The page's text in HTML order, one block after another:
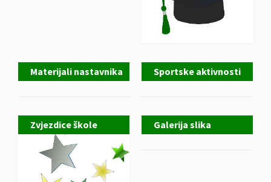
Materijali nastavnika Sportske aktivnosti
Zvjezdice škole Galerija slika